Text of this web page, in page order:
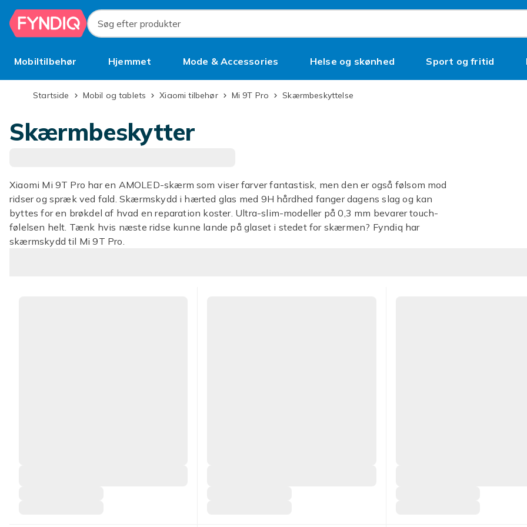
Spring til hovedindhold
Søg efter produkter
Mobiltilbehør Hjemmet Mode & Accessories Helse og skønhed Sport og fritid
BrugtStartside Mobil og tablets Xiaomi tilbehør Mi 9T Pro Skærmbeskyttelse
Skærmbeskytter
Xiaomi Mi 9T Pro har en AMOLED-skærm som viser farver fantastisk, men den er også følsom mod
ridser og spræk ved fald. Skærmskydd i hærted glas med 9H hårdhed fanger dagens slag og kan
byttes for en brøkdel af hvad en reparation koster. Ultra-slim-modeller på 0,3 mm bevarer touch-
følelsen helt. Tænk hvis næste ridse kunne lande på glaset i stedet for skærmen? Fyndiq har
skærmskydd til Mi 9T Pro.